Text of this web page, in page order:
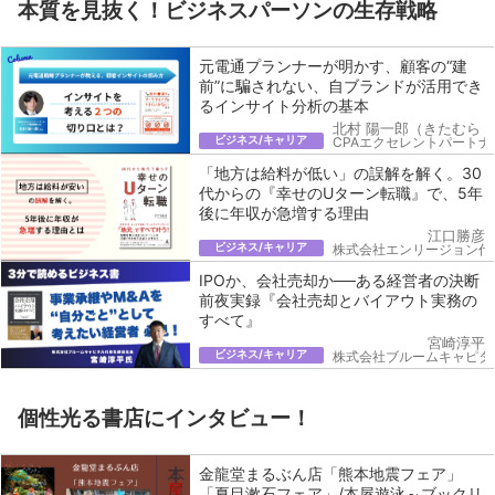
本質を見抜く！ビジネスパーソンの生存戦略
元電通プランナーが明かす、顧客の“建
前”に騙されない、自ブランドが活用でき
るインサイト分析の基本
ビジネス/キャリア
北村 陽一郎（きたむら
CPAエクセレントパート
「地方は給料が低い」の誤解を解く。30
代からの『幸せのUターン転職』で、5年
後に年収が急増する理由
ビジネス/キャリア
江口勝彦
株式会社エンリージョン代
IPOか、会社売却か──ある経営者の決断
前夜実録『会社売却とバイアウト実務の
すべて』
ビジネス/キャリア
宮崎淳平
株式会社ブルームキャピ
個性光る書店にインタビュー！
金龍堂まるぶん店「熊本地震フェア」